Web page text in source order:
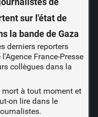
sur l'état de
la bande de Gaza
derniers reporters
France-Presse
collègues dans la
mort à tout moment et
on lire dans le